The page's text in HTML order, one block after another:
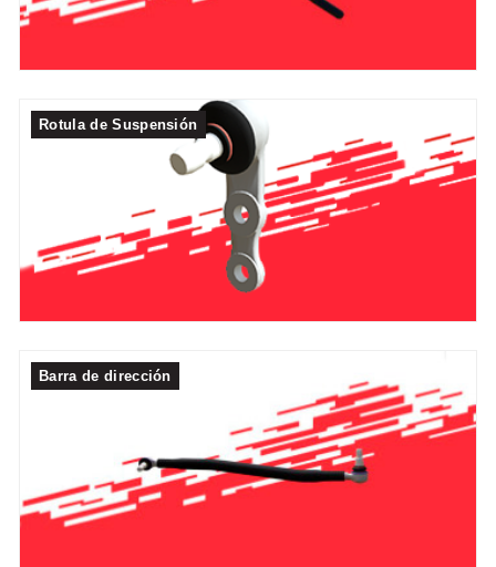
Rotula de Suspensión
Barra de dirección